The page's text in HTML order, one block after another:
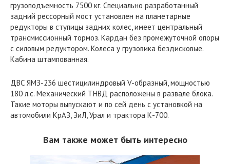
грузоподъемность 7500 кг. Специально разработанный
задний рессорный мост установлен на планетарные
редукторы в ступицы задних колес, имеет центральный
трансмиссионный тормоз. Кардан без промежуточной опоры
с силовым редуктором. Колеса у грузовика бездисковые.
Кабина штампованная.
ДВС ЯМЗ-236 шестицилиндровый V-образный, мощностью
180 л.с. Механический ТНВД расположены в развале блока.
Такие моторы выпускают и по сей день с установкой на
автомобили КрАЗ, ЗиЛ, Урал и трактора К-700.
Вам также может быть интересно